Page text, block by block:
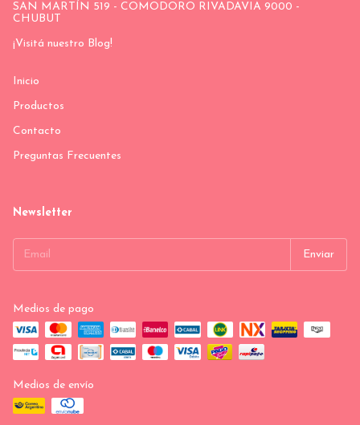
SAN MARTÍN 519 - COMODORO RIVADAVIA 9000 -
CHUBUT
¡Visitá nuestro Blog!
Inicio
Productos
Contacto
Preguntas Frecuentes
Newsletter
Medios de pago
Medios de envío